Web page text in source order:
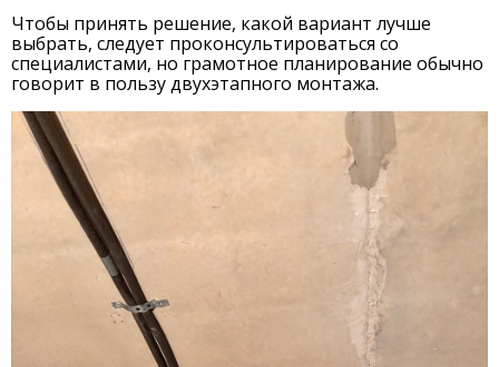
Чтобы принять решение, какой вариант лучше
выбрать, следует проконсультироваться со
специалистами, но грамотное планирование обычно
говорит в пользу двухэтапного монтажа.